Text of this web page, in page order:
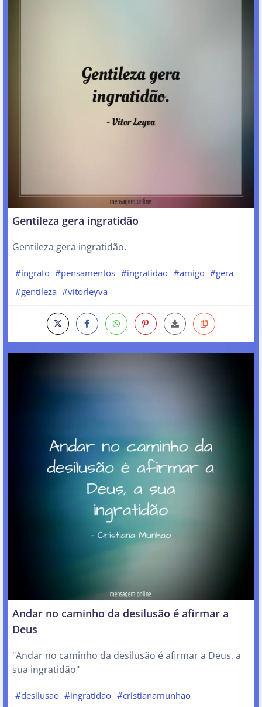
Gentileza gera ingratidão
Gentileza gera ingratidão.
#ingrato #pensamentos #ingratidao #amigo #gera
#gentileza #vitorleyva
Andar no caminho da desilusão é afirmar a
Deus
"Andar no caminho da desilusão é afirmar a Deus, a
sua ingratidão"
#desilusao #ingratidao #cristianamunhao